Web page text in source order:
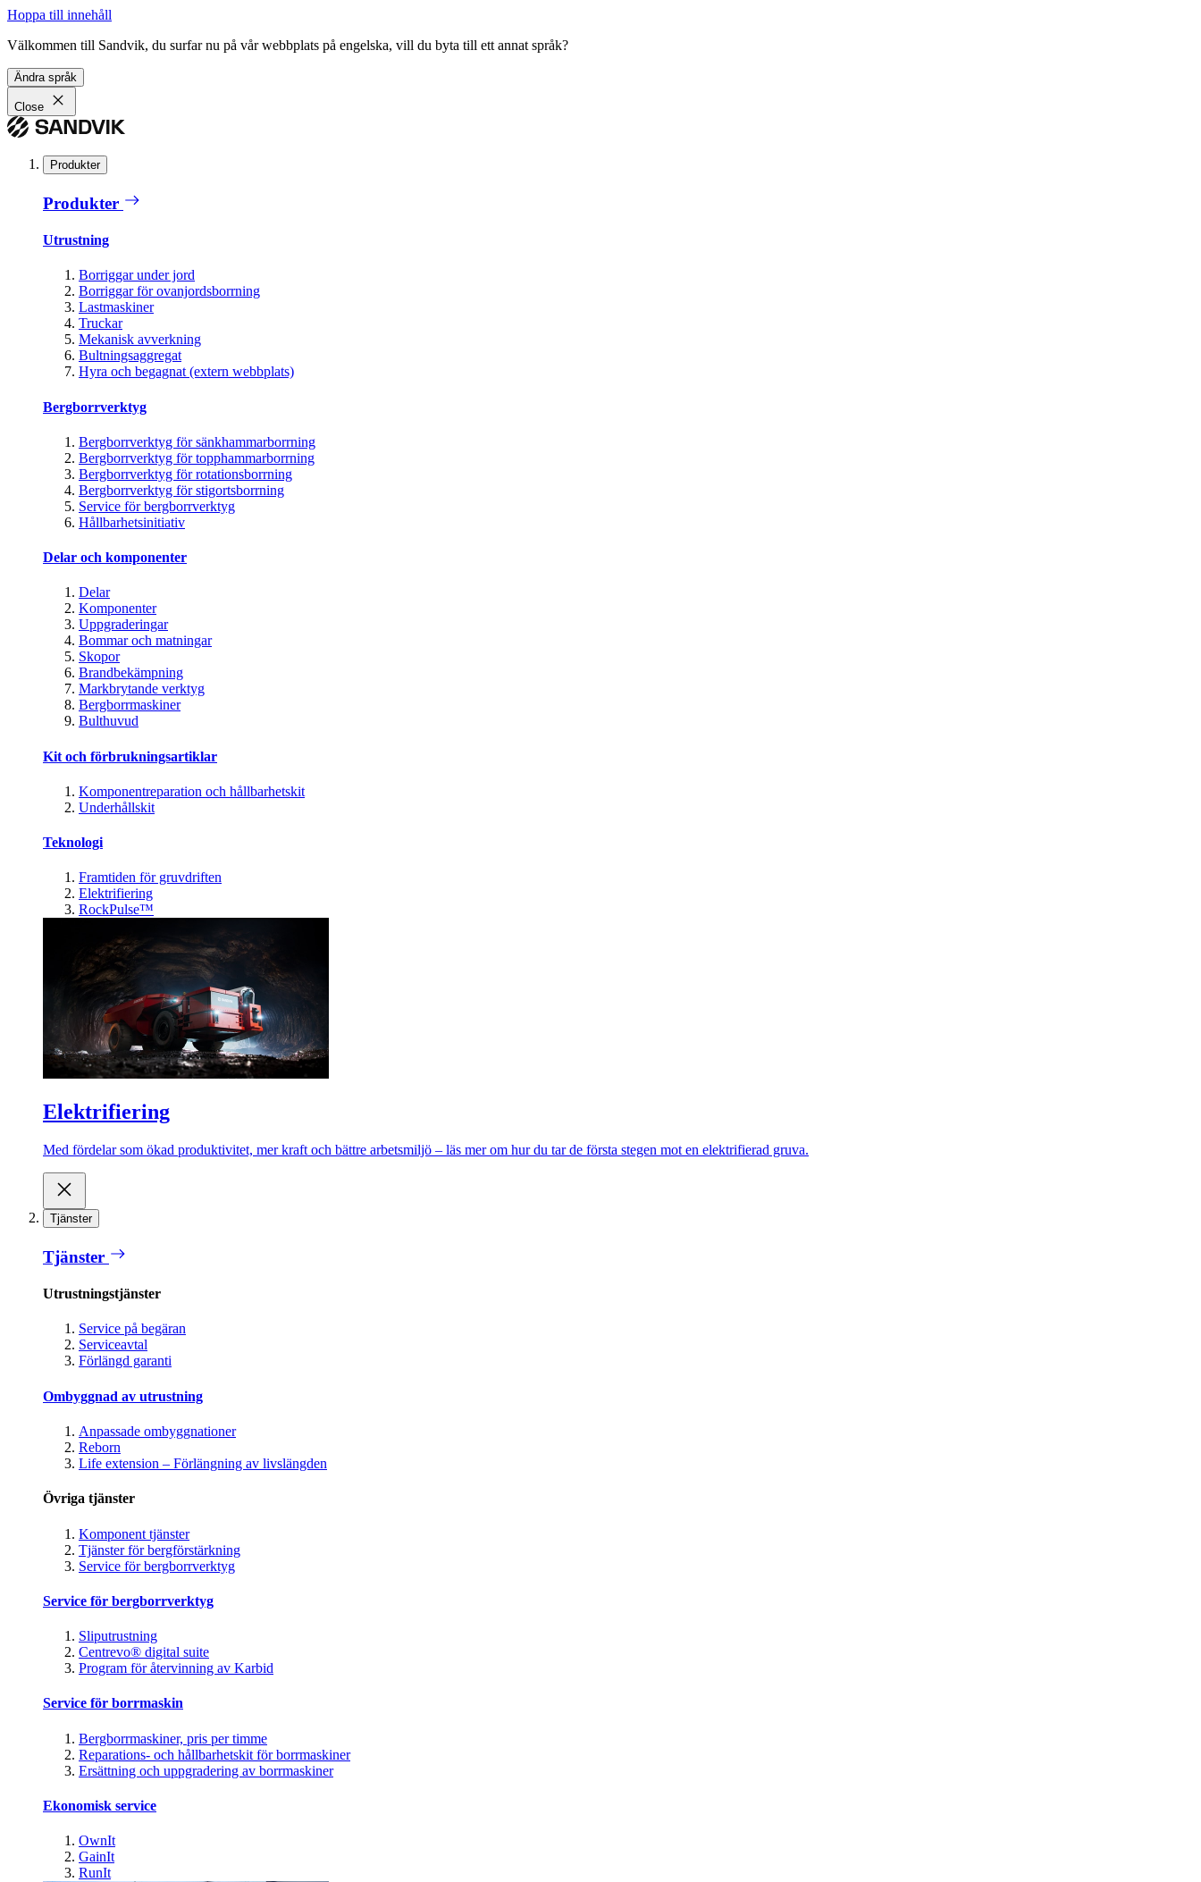
Hoppa till innehåll
Välkommen till Sandvik, du surfar nu på vår webbplats på engelska, vill du byta till ett annat språk?
Ändra språk
Close
Produkter
Produkter
Utrustning
Borriggar under jord
Borriggar för ovanjordsborrning
Lastmaskiner
Truckar
Mekanisk avverkning
Bultningsaggregat
Hyra och begagnat (extern webbplats)
Bergborrverktyg
Bergborrverktyg för sänkhammarborrning
Bergborrverktyg för topphammarborrning
Bergborrverktyg för rotationsborrning
Bergborrverktyg för stigortsborrning
Service för bergborrverktyg
Hållbarhetsinitiativ
Delar och komponenter
Delar
Komponenter
Uppgraderingar
Bommar och matningar
Skopor
Brandbekämpning
Markbrytande verktyg
Bergborrmaskiner
Bulthuvud
Kit och förbrukningsartiklar
Komponentreparation och hållbarhetskit
Underhållskit
Teknologi
Framtiden för gruvdriften
Elektrifiering
RockPulse™
Elektrifiering
Med fördelar som ökad produktivitet, mer kraft och bättre arbetsmiljö – läs mer om hur du tar de första stegen mot en elektrifierad gruva.
Tjänster
Tjänster
Utrustningstjänster
Service på begäran
Serviceavtal
Förlängd garanti
Ombyggnad av utrustning
Anpassade ombyggnationer
Reborn
Life extension – Förlängning av livslängden
Övriga tjänster
Komponent tjänster
Tjänster för bergförstärkning
Service för bergborrverktyg
Service för bergborrverktyg
Sliputrustning
Centrevo® digital suite
Program för återvinning av Karbid
Service för borrmaskin
Bergborrmaskiner, pris per timme
Reparations- och hållbarhetskit för borrmaskiner
Ersättning och uppgradering av borrmaskiner
Ekonomisk service
OwnIt
GainIt
RunIt